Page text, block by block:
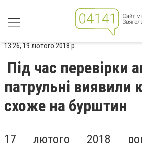
13:26, 19 лютого 2018 р.
Під час перевірки
патрульні виявили
схоже на бурштин
17 лютого 2018